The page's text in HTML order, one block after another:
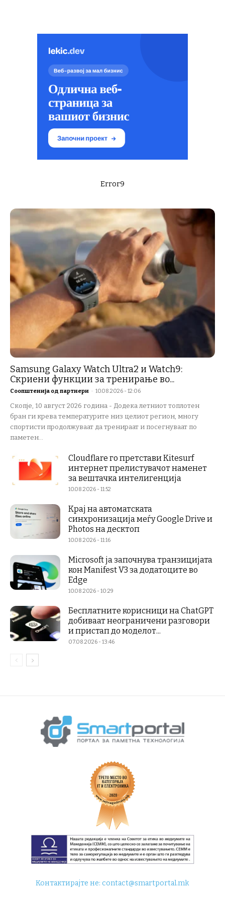
Error9
Samsung Galaxy Watch Ultra2 и Watch9:
Скриени функции за тренирање во...
Соопштенија од партнери - 10.08.2026 - 12:06
Скопје, 10 август 2026 година - Додека летниот топлотен
бран ги крева температурите низ целиот регион, многу
спортисти продолжуваат да тренираат и посегнуваат по
паметен...
Cloudflare го претстави Kitesurf
интернет прелистувачот наменет
за вештачка интелигенција
10.08.2026 - 11:52
Крај на автоматската
синхронизација меѓу Google Drive и
Photos на десктоп
10.08.2026 - 11:16
Microsoft ја започнува транзицијата
кон Manifest V3 за додатоците во
Edge
10.08.2026 - 10:29
Бесплатните корисници на ChatGPT
добиваат неограничени разговори
и пристап до моделот...
07.08.2026 - 13:46
Контактирајте не:contact@smartportal.mk